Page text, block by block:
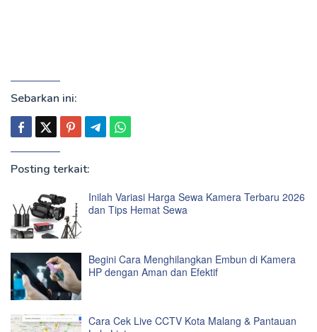
Sebarkan ini:
Posting terkait:
Inilah Variasi Harga Sewa Kamera Terbaru 2026
dan Tips Hemat Sewa
Begini Cara Menghilangkan Embun di Kamera
HP dengan Aman dan Efektif
Cara Cek Live CCTV Kota Malang & Pantauan